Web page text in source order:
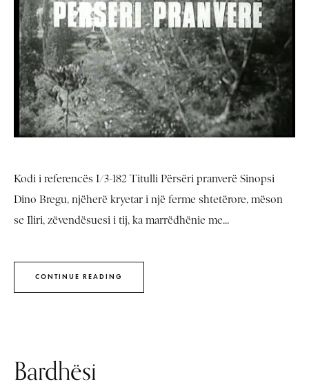
Kodi i referencës I/3-182 Titulli Përsëri pranverë Sinopsi
Dino Bregu, njëherë kryetar i një ferme shtetërore, mëson
se Iliri, zëvendësuesi i tij, ka marrëdhënie me...
CONTINUE READING
Bardhësi